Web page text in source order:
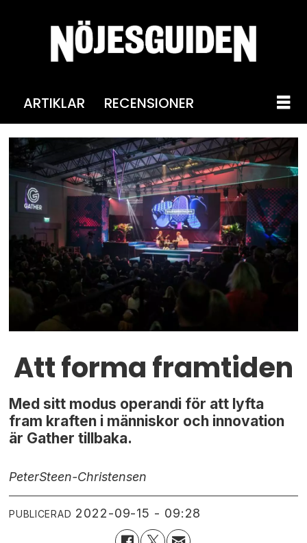
ARTIKLAR RECENSIONER
Att forma framtiden
Med sitt modus operandi för att lyfta
fram kraften i människor och innovation
är Gather tillbaka.
PeterSteen-Christensen
PUBLICERAD 2022-09-15 - 09:28